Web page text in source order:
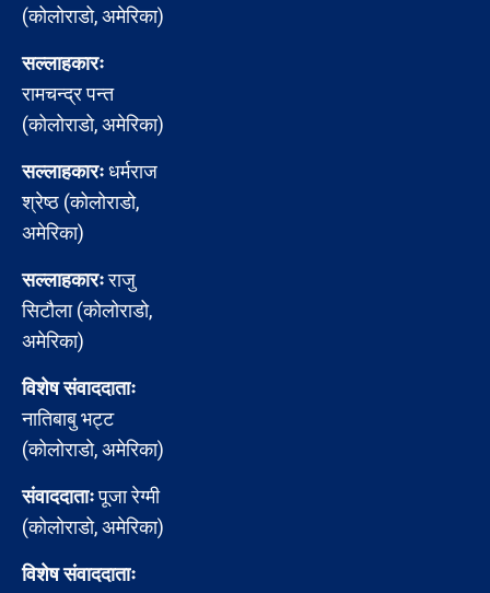
(कोलोराडो, अमेरिका)
सल्लाहकारः
रामचन्द्र पन्त
(कोलोराडो, अमेरिका)
सल्लाहकारःधर्मराज
श्रेष्ठ (कोलोराडो,
अमेरिका)
सल्लाहकारःराजु
सिटौला (कोलोराडो,
अमेरिका)
विशेष संवाददाताः
नातिबाबु भट्ट
(कोलोराडो, अमेरिका)
संवाददाताःपूजा रेग्मी
(कोलोराडो, अमेरिका)
विशेष संवाददाताः